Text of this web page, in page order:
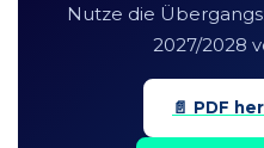
Nutze die
2027/2028
📄 PDF